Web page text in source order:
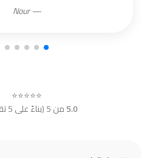
— Nour
⭐⭐⭐⭐⭐
5.0من 5 (بناءً على 5 تقييمات)